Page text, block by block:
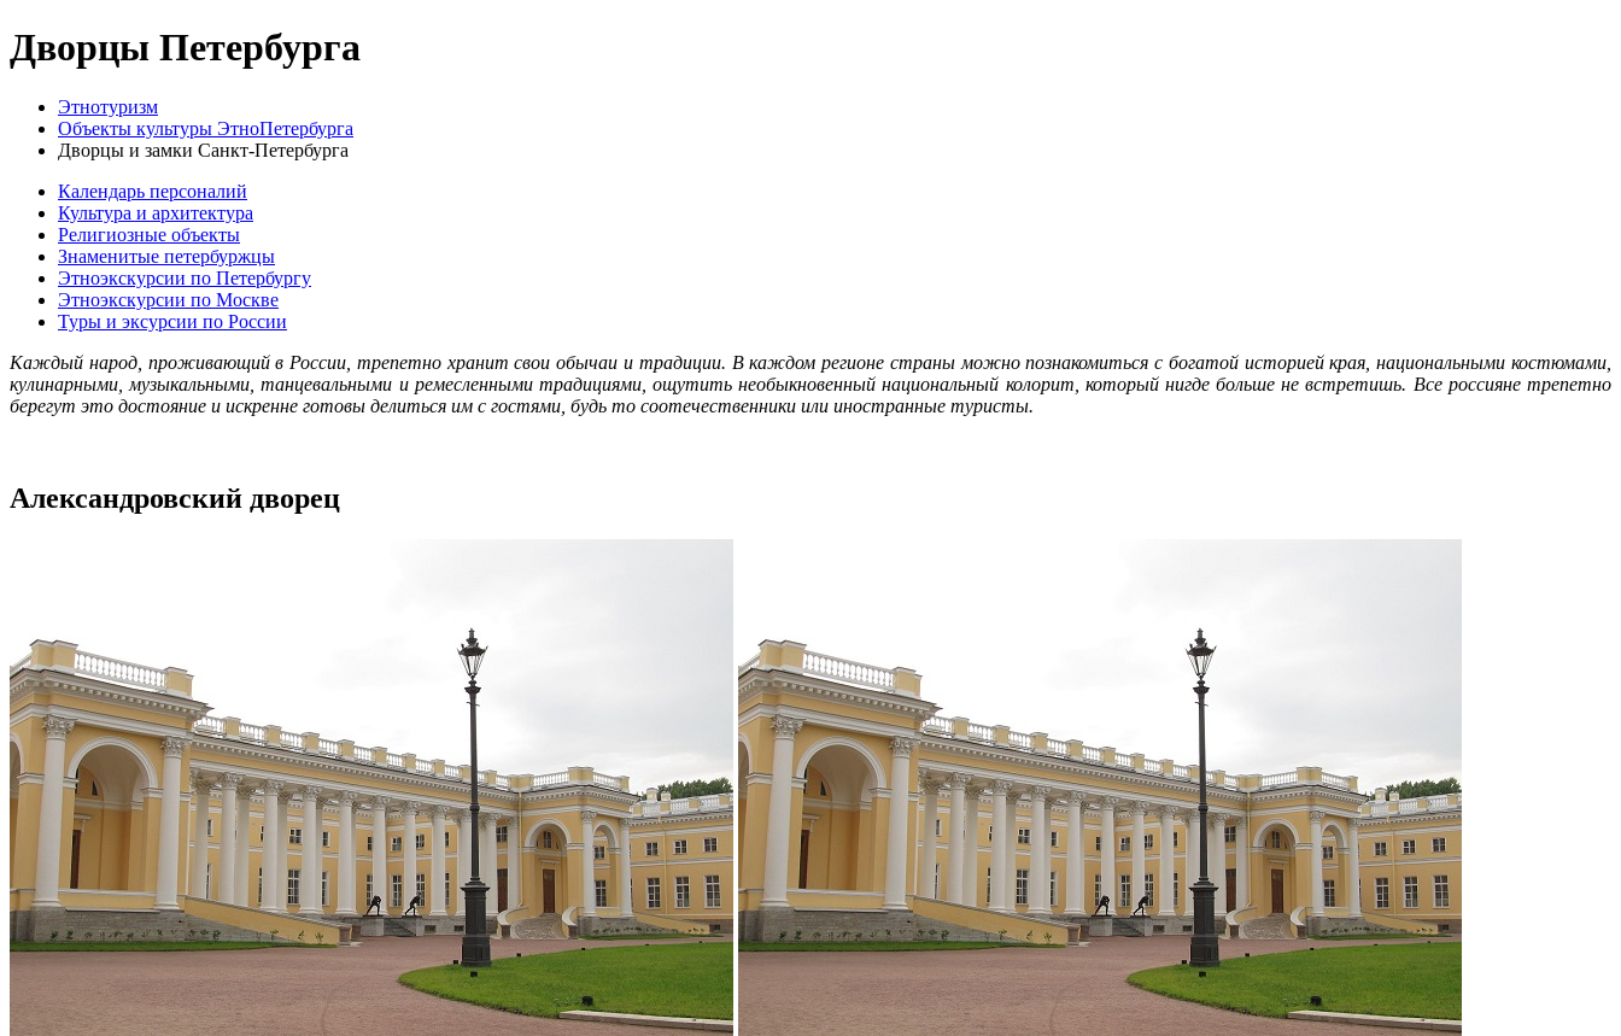
Дворцы Петербурга
Этнотуризм
Объекты культуры ЭтноПетербурга
Дворцы и замки Санкт-Петербурга
Календарь персоналий
Культура и архитектура
Религиозные объекты
Знаменитые петербуржцы
Этноэкскурсии по Петербургу
Этноэкскурсии по Москве
Туры и эксурсии по России
Каждый народ, проживающий в России, трепетно хранит свои обычаи и традиции. В каждом регионе страны можно познакомиться с богатой историей края, национальными костюмами,
кулинарными, музыкальными, танцевальными и ремесленными традициями, ощутить необыкновенный национальный колорит, который нигде больше не встретишь. Все россияне трепетно
берегут это достояние и искренне готовы делиться им с гостями, будь то соотечественники или иностранные туристы.
Александровский дворец